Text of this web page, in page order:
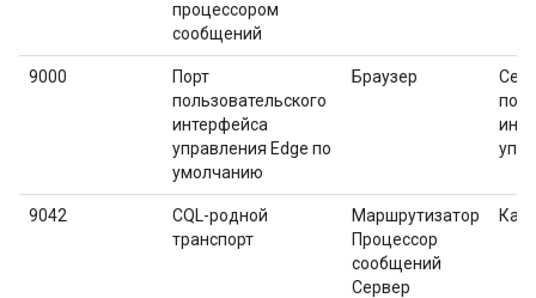
процессором
сообщений
9000
Порт
пользовательского
интерфейса
управления Edge по
умолчанию
Браузер
9042
CQL-родной
транспорт
Маршрутизатор
Процессор
сообщений
Сервер